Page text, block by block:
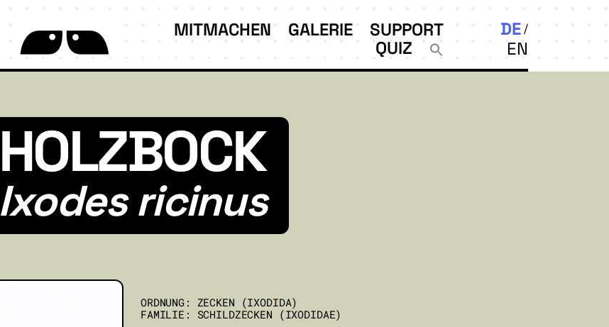
MITMACHEN GALERIE
SUPPORT
QUIZ
DE
EN
HOLZBOCK
Ixodes ricinus
ORDNUNG: ZECKEN (IXODIDA)
FAMILIE: SCHILDZECKEN (IXODIDAE)